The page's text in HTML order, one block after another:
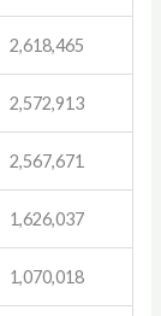
2,618,465
2,572,913
2,567,671
1,626,037
1,070,018